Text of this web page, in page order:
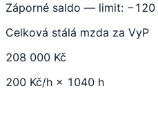
Záporné saldo — limit: −120
Celková stálá mzda za VyP
208 000 Kč
200 Kč/h × 1040 h